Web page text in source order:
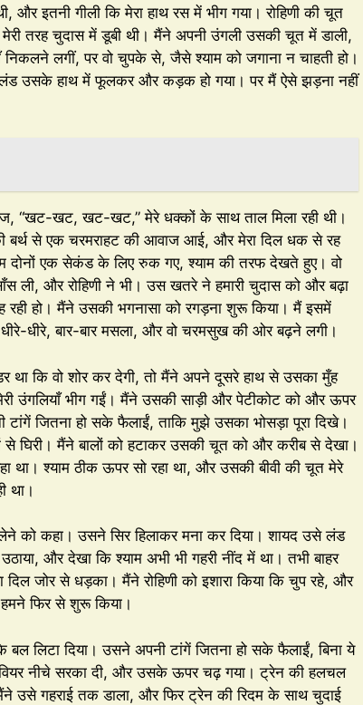
इतनी गीली कि मेरा हाथ रस में भीग गया। रोहिणी की चूत
तरह चुदास में डूबी थी। मैंने अपनी उंगली उसकी चूत में डाली,
निकलने लगीं, पर वो चुपके से, जैसे श्याम को जगाना न चाहती हो।
उसके हाथ में फूलकर और कड़क हो गया। पर मैं ऐसे झड़ना नहीं
“खट-खट, खट-खट,” मेरे धक्कों के साथ ताल मिला रही थी।
बर्थ से एक चरमराहट की आवाज आई, और मेरा दिल धक से रह
दोनों एक सेकंड के लिए रुक गए, श्याम की तरफ देखते हुए। वो
ली, और रोहिणी ने भी। उस खतरे ने हमारी चुदास को और बढ़ा
रही हो। मैंने उसकी भगनासा को रगड़ना शुरू किया। मैं इसमें
धीरे, बार-बार मसला, और वो चरमसुख की ओर बढ़ने लगी।
था कि वो शोर कर देगी, तो मैंने अपने दूसरे हाथ से उसका मुँह
उंगलियाँ भीग गईं। मैंने उसकी साड़ी और पेटीकोट को और ऊपर
जितना हो सके फैलाईं, ताकि मुझे उसका भोसड़ा पूरा दिखे।
से घिरी। मैंने बालों को हटाकर उसकी चूत को और करीब से देखा।
था। श्याम ठीक ऊपर सो रहा था, और उसकी बीवी की चूत मेरे
था।
को कहा। उसने सिर हिलाकर मना कर दिया। शायद उसे लंड
और देखा कि श्याम अभी भी गहरी नींद में था। तभी बाहर
जोर से धड़का। मैंने रोहिणी को इशारा किया कि चुप रहे, और
फिर से शुरू किया।
लिटा दिया। उसने अपनी टांगें जितना हो सके फैलाईं, बिना ये
नीचे सरका दी, और उसके ऊपर चढ़ गया। ट्रेन की हलचल
उसे गहराई तक डाला, और फिर ट्रेन की रिदम के साथ चुदाई